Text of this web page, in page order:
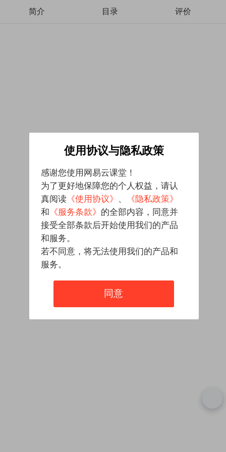
简介 目录 评价
使用协议与隐私政策
感谢您使用网易云课堂！
为了更好地保障您的个人权益，请认
真阅读 《使用协议》 、
《隐私政策》
和 《服务条款》 的全部内容，同意并
接受全部条款后开始使用我们的产品
和服务。
若不同意，将无法使用我们的产品和
服务。
同意